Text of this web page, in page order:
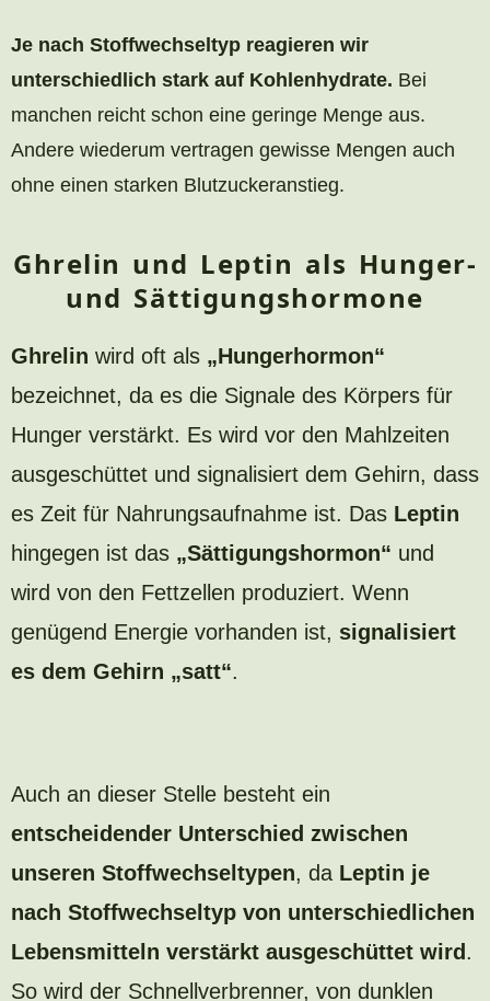
Je nach Stoffwechseltyp reagieren wir
unterschiedlich stark auf Kohlenhydrate. Bei
manchen reicht schon eine geringe Menge aus.
Andere wiederum vertragen gewisse Mengen auch
ohne einen starken Blutzuckeranstieg.
Ghrelin und Leptin als Hunger-
und Sättigungshormone
Ghrelin wird oft als „Hungerhormon“
bezeichnet, da es die Signale des Körpers für
Hunger verstärkt. Es wird vor den Mahlzeiten
ausgeschüttet und signalisiert dem Gehirn, dass
es Zeit für Nahrungsaufnahme ist. Das Leptin
hingegen ist das „Sättigungshormon“ und
wird von den Fettzellen produziert. Wenn
genügend Energie vorhanden ist, signalisiert
es dem Gehirn „satt“.
Auch an dieser Stelle besteht ein
entscheidender Unterschied zwischen
unseren Stoffwechseltypen, da Leptin je
nach Stoffwechseltyp von unterschiedlichen
Lebensmitteln verstärkt ausgeschüttet wird .
So wird der Schnellverbrenner, von dunklen